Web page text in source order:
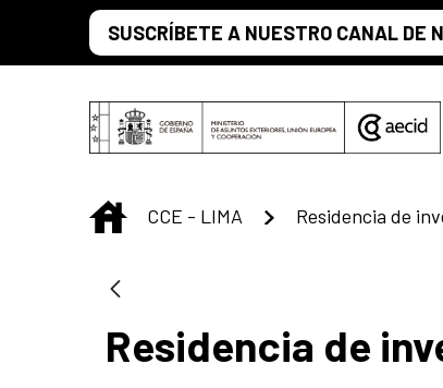
Saltar al contenido principal
SUSCRÍBETE A NUESTRO CANAL DE
INICIO
CCE - LIMA
Residencia de